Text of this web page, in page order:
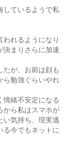
しているようで私
れるようになり
決まりさらに加速
たが、お前は顔も
ら勉強ぐらいやれ
緒不安定になる
から私はスマホが
い気持ち、現実逃
今でもネットに